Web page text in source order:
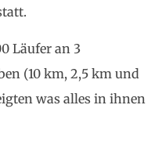
Läufer an 3
(10 km, 2,5 km und
was alles in ihnen